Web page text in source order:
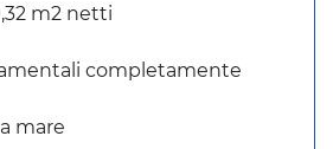
m2 netti
completamente
mare